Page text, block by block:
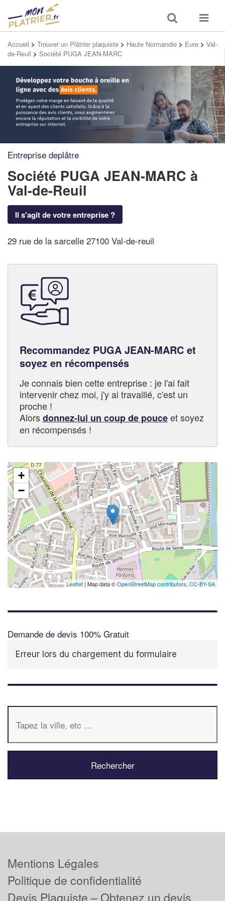
Toggle
search
Toggle
Accueil > Trouver un Plâtrier plaquiste > Haute Normandie > Eure > Val-
de-Reuil > Société PUGA JEAN-MARC
Entreprise deplâtre
Société PUGA JEAN-MARC à
Val-de-Reuil
Il s'agit de votre entreprise ?
29 rue de la sarcelle 27100 Val-de-reuil
Recommandez PUGA JEAN-MARC et
soyez en récompensés
Je connais bien cette entreprise : je l'ai fait
intervenir chez moi, j'y ai travaillé, c'est un
proche !
Alorsdonnez-lui un coup de pouceet soyez
en récompensés !
+
−
Leaflet | Map data ©OpenStreetMap contributors, CC-BY-SA
Demande de devis 100% Gratuit
Erreur lors du chargement du formulaire
Mentions Légales
Politique de confidentialité
Devis Plaquiste – Obtenez un devis